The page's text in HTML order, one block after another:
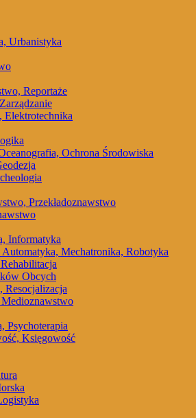
Urbanistyka
Reportaże
Elektrotechnika
Ochrona Środowiska
Przekładoznawstwo
Informatyka
Mechatronika, Robotyka
Obcych
Resocjalizacja
Psychoterapia
Księgowość